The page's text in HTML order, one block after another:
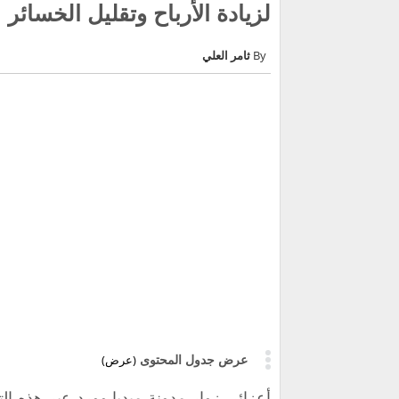
لزيادة الأرباح وتقليل الخسائر
ثامر العلي
عرض جدول المحتوى (عرض)